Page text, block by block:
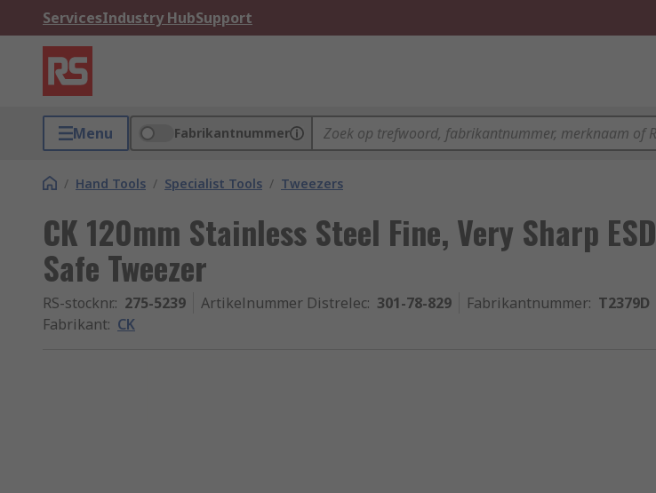
ServicesIndustry HubSupport
Menu Fabrikantnummer
/ Hand Tools / Specialist Tools / Tweezers
CK 120mm Stainless Steel Fine, Very Sharp ESD
Safe Tweezer
RS-stocknr.: 275-5239 Artikelnummer Distrelec: 301-78-829 Fabrikantnummer: T2379D
Fabrikant: CK